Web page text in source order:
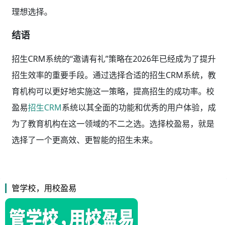
理想选择。
结语
招生CRM系统的“邀请有礼”策略在2026年已经成为了提升
招生效率的重要手段。通过选择合适的招生CRM系统，教
育机构可以更好地实施这一策略，提高招生的成功率。校
盈易招生CRM系统以其全面的功能和优秀的用户体验，成
为了教育机构在这一领域的不二之选。选择校盈易，就是
选择了一个更高效、更智能的招生未来。
管学校，用校盈易